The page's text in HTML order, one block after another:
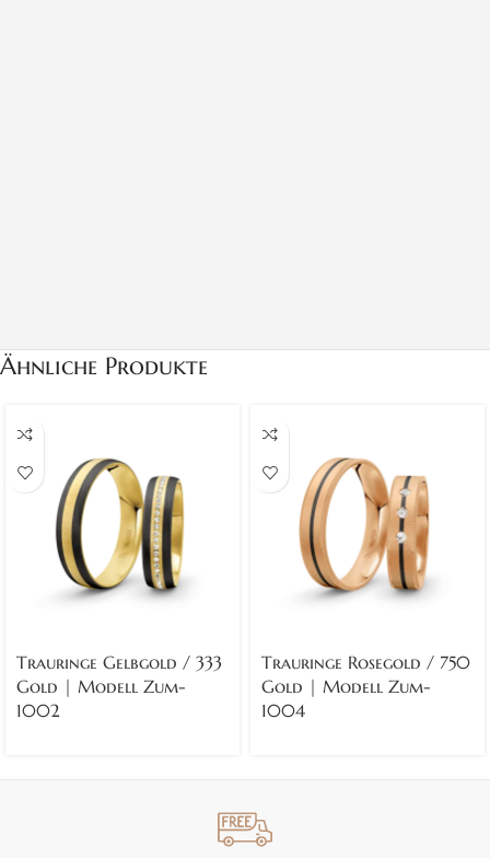
Ähnliche Produkte
Trauringe Gelbgold / 333
Gold | Modell Zum-
1002
Trauringe Rosegold / 750
Gold | Modell Zum-
1004